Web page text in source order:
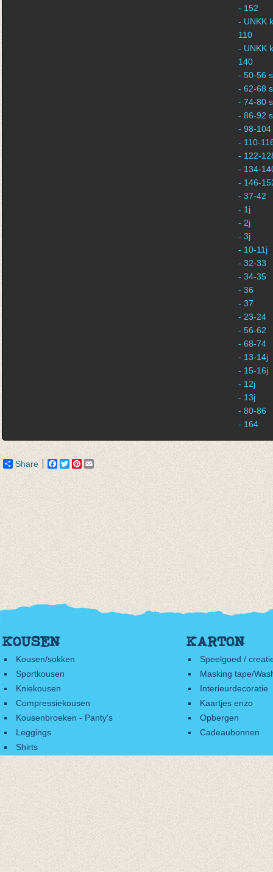
- 152
- UNKK
110
- UNKK
140
- 50-56
- 62-68
- 74-80
- 86-92
- 98-104
- 110-
- 122-
- 134-
- 146-
- 37-42
- 1j
- 2j
- 3j
- 10-11j
- 32-33
- 34-35
- 36
- 37
- 23-24
- 56-62
- 68-74
- 13-14j
- 15-16j
- 12j
- 13j
- 80-86
- 164
Share Facebook
TwitterPinterest
KOUSEN
Kousen/sokken
Sportkousen
Kniekousen
Compressiekousen
Kousenbroeken - Panty's
Leggings
Shirts
KARTON
Speelgoed /
Masking tape/
Interieurdecoratie
Kaartjes enzo
Opbergen
Cadeaubonnen